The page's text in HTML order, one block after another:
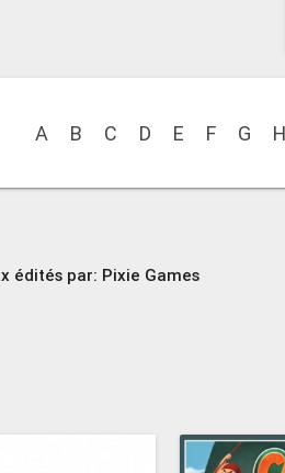
A B C D E F G H
édités par: Pixie Games